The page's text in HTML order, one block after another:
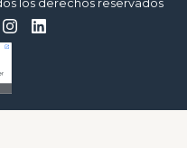
los derechos reservados